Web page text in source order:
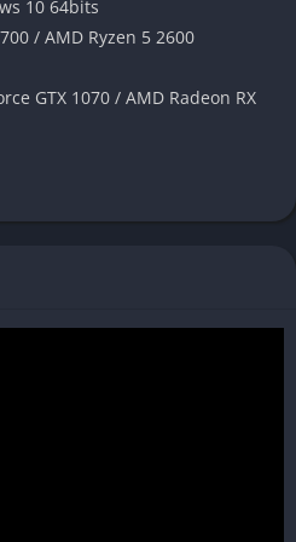
che influenzano velocità e
modifica rende gli scontri più
e alle missioni, che
secondari.
10 64bits
/ AMD Ryzen 5 2600
GTX 1070 / AMD Radeon RX